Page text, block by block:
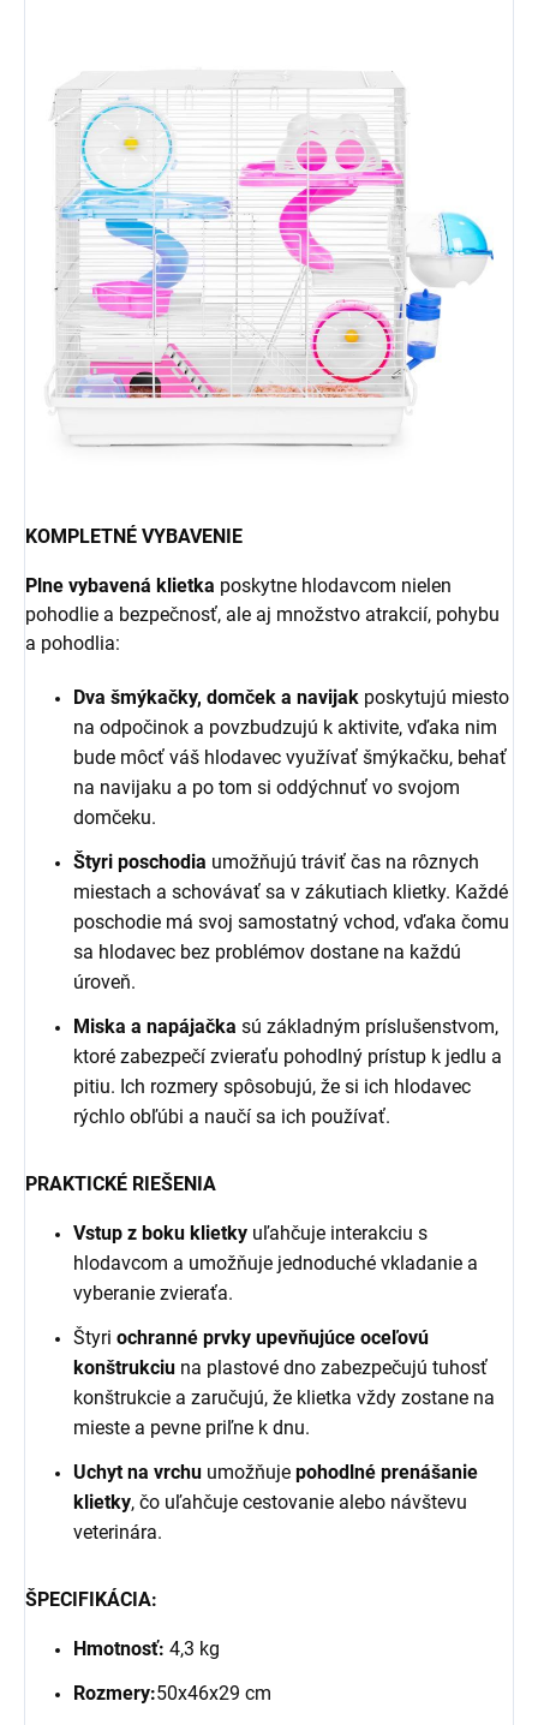
KOMPLETNÉ VYBAVENIE
Plne vybavená klietka poskytne hlodavcom nielen
pohodlie a bezpečnosť, ale aj množstvo atrakcií, pohybu
a pohodlia:
Dva šmýkačky, domček a navijak poskytujú miesto
na odpočinok a povzbudzujú k aktivite, vďaka nim
bude môcť váš hlodavec využívať šmýkačku, behať
na navijaku a po tom si oddýchnuť vo svojom
domčeku.
Štyri poschodia umožňujú tráviť čas na rôznych
miestach a schovávať sa v zákutiach klietky. Každé
poschodie má svoj samostatný vchod, vďaka čomu
sa hlodavec bez problémov dostane na každú
úroveň.
Miska a napájačka sú základným príslušenstvom,
ktoré zabezpečí zvieraťu pohodlný prístup k jedlu a
pitiu. Ich rozmery spôsobujú, že si ich hlodavec
rýchlo obľúbi a naučí sa ich používať.
PRAKTICKÉ RIEŠENIA
Vstup z boku klietky uľahčuje interakciu s
hlodavcom a umožňuje jednoduché vkladanie a
vyberanie zvieraťa.
Štyri ochranné prvky upevňujúce oceľovú
konštrukciu na plastové dno zabezpečujú tuhosť
konštrukcie a zaručujú, že klietka vždy zostane na
mieste a pevne priľne k dnu.
Uchyt na vrchu umožňuje pohodlné prenášanie
klietky, čo uľahčuje cestovanie alebo návštevu
veterinára.
ŠPECIFIKÁCIA:
Hmotnosť: 4,3 kg
Rozmery:50x46x29 cm